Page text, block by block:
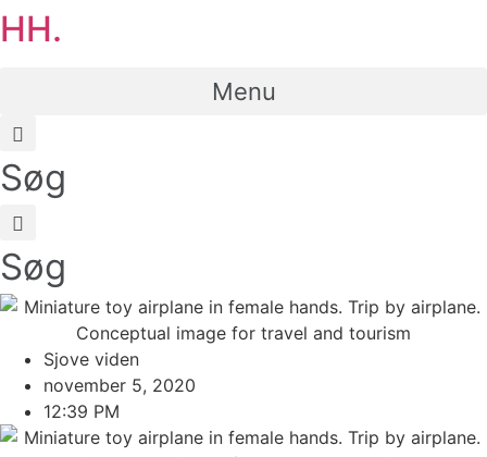
HH.
Menu
Søg
Søg
Sjove viden
november 5, 2020
12:39 PM